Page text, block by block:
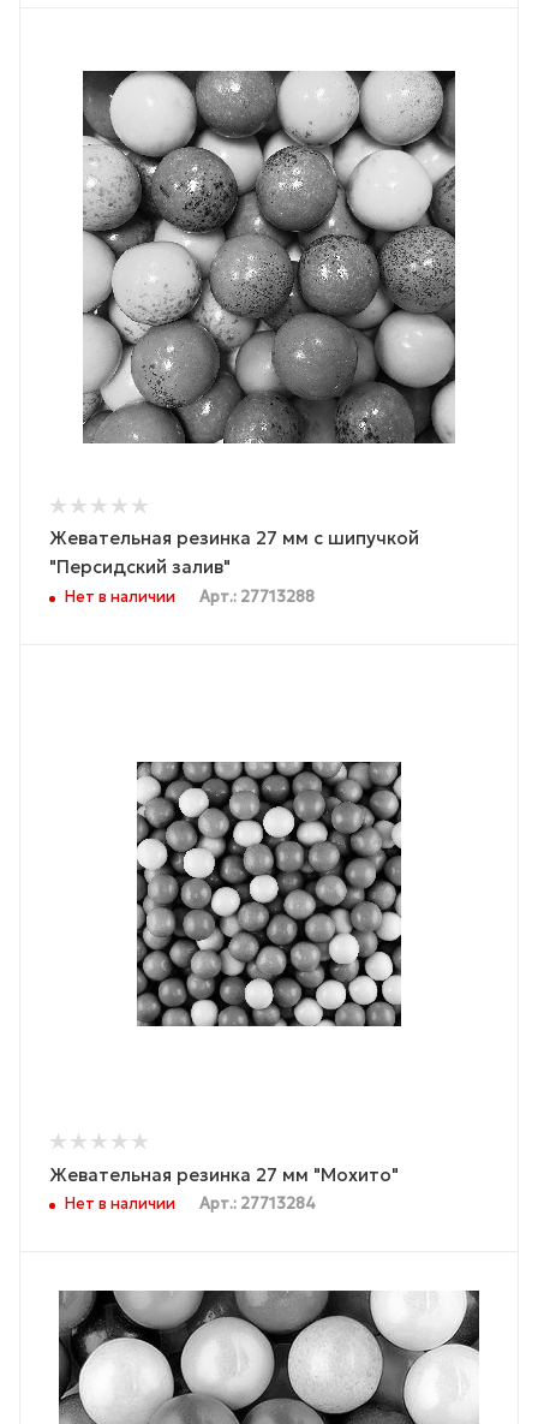
Жевательная резинка 27 мм с шипучкой
"Персидский залив"
Нет в наличии Арт.: 27713288
Жевательная резинка 27 мм "Мохито"
Нет в наличии Арт.: 27713284